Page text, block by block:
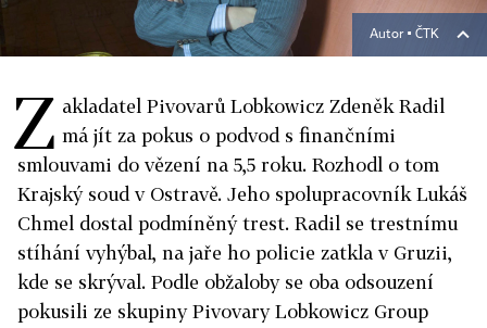
Autor ▪ ČTK
Z akladatel Pivovarů Lobkowicz Zdeněk Radil
má jít za pokus o podvod s finančními
smlouvami do vězení na 5,5 roku. Rozhodl o tom
Krajský soud v Ostravě. Jeho spolupracovník Lukáš
Chmel dostal podmíněný trest. Radil se trestnímu
stíhání vyhýbal, na jaře ho policie zatkla v Gruzii,
kde se skrýval. Podle obžaloby se oba odsouzení
pokusili ze skupiny Pivovary Lobkowicz Group